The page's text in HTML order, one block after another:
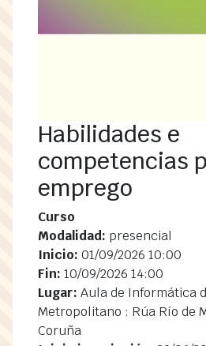
Habilidades e
competencias
emprego
Curso
Modalidad: presencial
Inicio: 01/09/2026 10:00
Fin: 10/09/2026 14:00
Lugar: Aula de Informática
Metropolitano : Rúa Río de
Coruña